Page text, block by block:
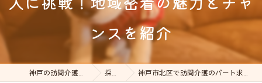
ンスを紹介
神戸の訪問介護はケアステーションDear 採用ブログ 神戸市北区で訪問介護のパート求人に挑戦！地域密着の魅力とチャンスを紹介